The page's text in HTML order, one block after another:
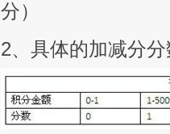
分）
2、具体的加减分